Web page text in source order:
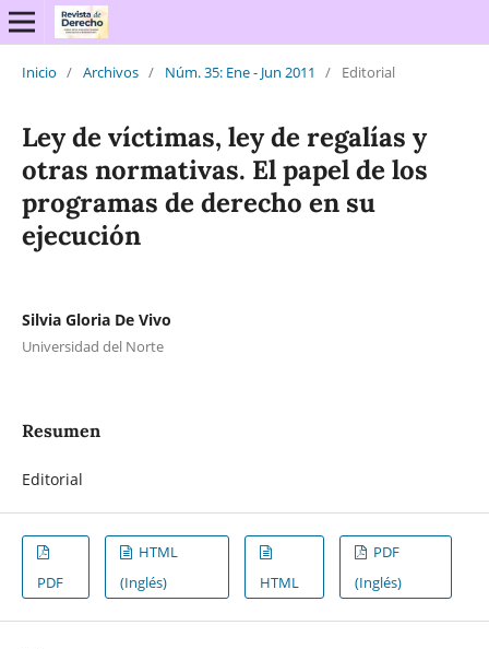
Inicio / Archivos / Núm. 35: Ene - Jun 2011 / Editorial
Ley de víctimas, ley de regalías y
otras normativas. El papel de los
programas de derecho en su
ejecución
Silvia Gloria De Vivo
Universidad del Norte
Resumen
Editorial
PDF
HTML
(Inglés)
HTML
PDF
(Inglés)